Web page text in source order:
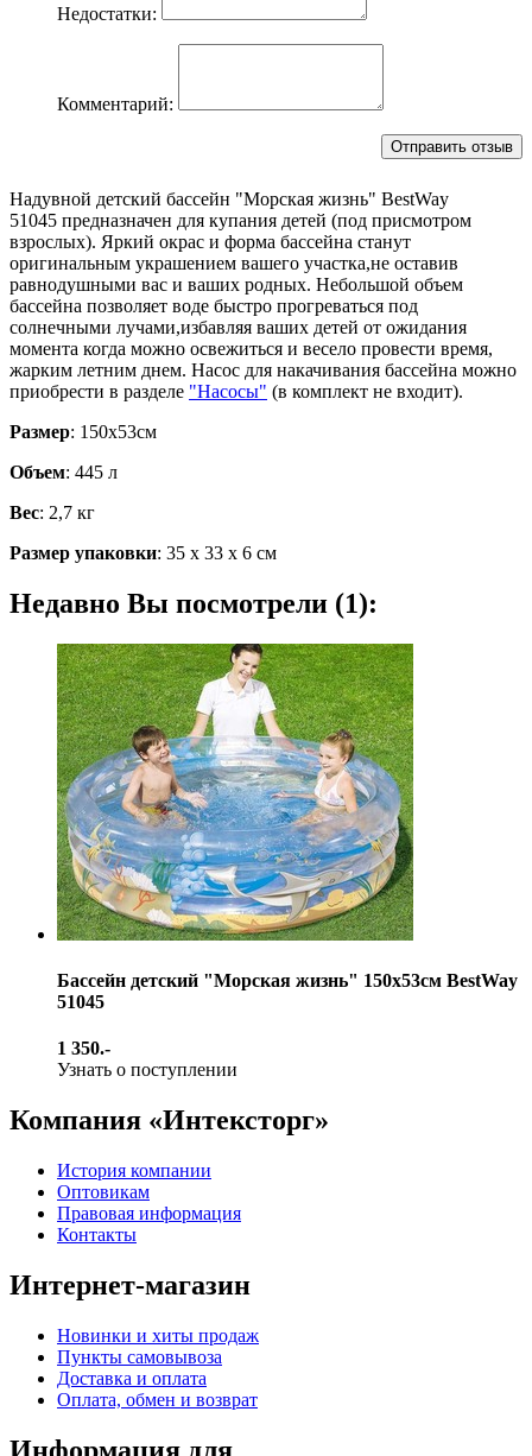
Недостатки:
Комментарий:
Надувной детский бассейн "Морская жизнь" BestWay
51045 предназначен для купания детей (под присмотром
взрослых). Яркий окрас и форма бассейна станут
оригинальным украшением вашего участка,не оставив
равнодушными вас и ваших родных. Небольшой объем
бассейна позволяет воде быстро прогреваться под
солнечными лучами,избавляя ваших детей от ожидания
момента когда можно освежиться и весело провести время,
жарким летним днем. Насос для накачивания бассейна можно
приобрести в разделе "Насосы" (в комплект не входит).
Размер: 150х53см
Объем: 445 л
Вес: 2,7 кг
Размер упаковки: 35 х 33 х 6 см
Недавно Вы посмотрели (1):
Бассейн детский "Морская жизнь" 150х53см BestWay
51045
1 350.-
Узнать о поступлении
Компания «Интексторг»
История компании
Оптовикам
Правовая информация
Контакты
Интернет-магазин
Новинки и хиты продаж
Пункты самовывоза
Доставка и оплата
Оплата, обмен и возврат
Информация для